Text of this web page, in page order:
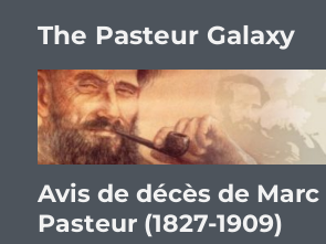
The Pasteur Galaxy
Avis de décès de
Pasteur (1827-1909)